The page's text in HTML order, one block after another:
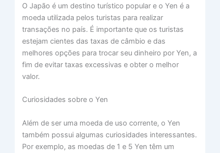
O Japão é um destino turístico popular e o Yen é a
moeda utilizada pelos turistas para realizar
transações no país. É importante que os turistas
estejam cientes das taxas de câmbio e das
melhores opções para trocar seu dinheiro por Yen, a
fim de evitar taxas excessivas e obter o melhor
valor.
Curiosidades sobre o Yen
Além de ser uma moeda de uso corrente, o Yen
também possui algumas curiosidades interessantes.
Por exemplo, as moedas de 1 e 5 Yen têm um